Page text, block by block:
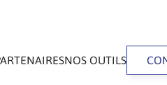
NOS OUTILS